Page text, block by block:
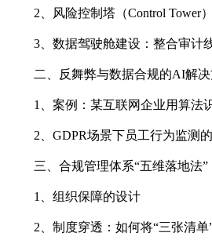
2、风险控制塔（Control Tower
3、数据驾驶舱建设：整合审计
二、反舞弊与数据合规的AI解决
1、案例：某互联网企业用算法
2、GDPR场景下员工行为监测的
三、合规管理体系“五维落地法”
1、组织保障的设计
2、制度穿透：如何将“三张清单